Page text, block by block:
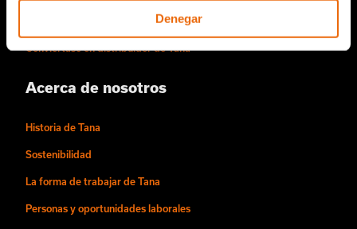
Denegar
Piezas de repuesto de TANA
Conviértase en distribuidor de Tana
Acerca de nosotros
Historia de Tana
Sostenibilidad
La forma de trabajar de Tana
Personas y oportunidades laborales